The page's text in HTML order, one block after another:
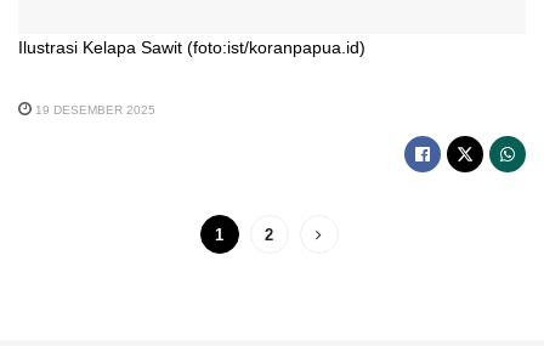
Ilustrasi Kelapa Sawit (foto:ist/koranpapua.id)
19 DESEMBER 2025
1 2